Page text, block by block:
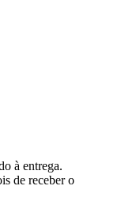
à entrega.
de receber o